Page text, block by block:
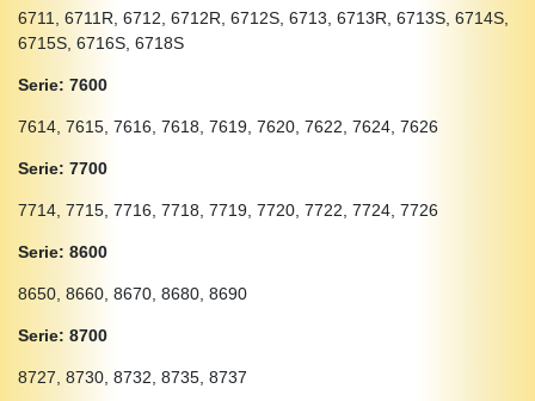
6711, 6711R, 6712, 6712R, 6712S, 6713, 6713R, 6713S, 6714S,
6715S, 6716S, 6718S
Serie: 7600
7614, 7615, 7616, 7618, 7619, 7620, 7622, 7624, 7626
Serie: 7700
7714, 7715, 7716, 7718, 7719, 7720, 7722, 7724, 7726
Serie: 8600
8650, 8660, 8670, 8680, 8690
Serie: 8700
8727, 8730, 8732, 8735, 8737